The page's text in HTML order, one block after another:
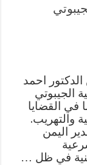
احمد
الجيبوتي
في القضايا
والتهريب.
اليمن
في ظل …